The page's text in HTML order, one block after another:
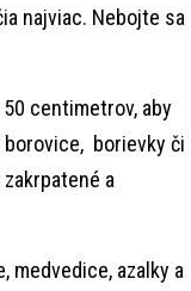
najviac. Nebojte sa
centimetrov, aby
borievky či
a
medvedice, azalky a